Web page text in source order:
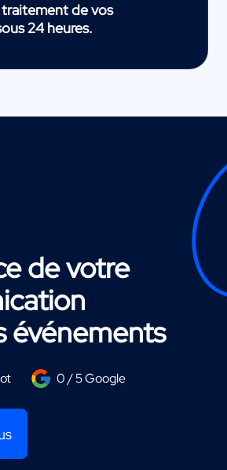
de vos
24 heures.
de votre
événements
0 / 5 Google